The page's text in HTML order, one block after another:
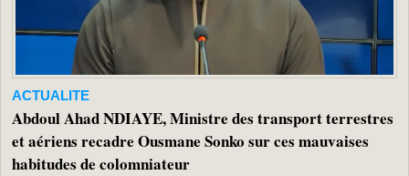
ACTUALITE
Abdoul Ahad NDIAYE, Ministre des transport terrestres
et aériens recadre Ousmane Sonko sur ces mauvaises
habitudes de colomniateur